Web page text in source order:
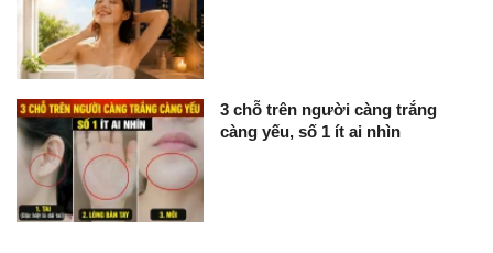
3 chỗ trên người càng trắng
càng yếu, số 1 ít ai nhìn